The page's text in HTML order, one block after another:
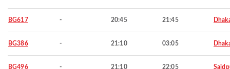
BG617 - 20:45 21:45
BG386 - 21:10 03:05
BG496 - 21:10 22:05